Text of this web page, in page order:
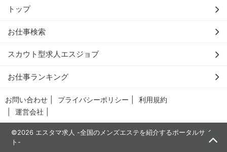
トップ
お仕事検索
スカウト型求人エスジョブ
お仕事ランキング
お問い合わせ プライバシーポリシー
利用規約
運営会社
©2026 エスタマ求人 -全国のメンズエステを紹介するポータルサイ
ト-